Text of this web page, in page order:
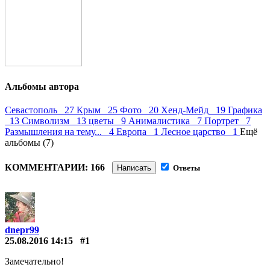
Альбомы автора
Севастополь 27 Крым 25 Фото 20 Хенд-Мейд 19 Графика
13 Символизм 13 цветы 9 Анималистика 7 Портрет 7
Размышления на тему... 4 Европа 1 Лесное царство 1 Ещё
альбомы (7)
КОММЕНТАРИИ: 166 Написать Ответы
dnepr99
25.08.2016 14:15
#1
Замечательно!